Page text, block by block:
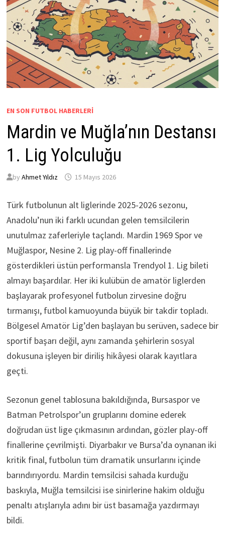
EN SON FUTBOL HABERLERI
Mardin ve Muğla’nın Destansı
1. Lig Yolculuğu
by Ahmet Yıldız 15 Mayıs 2026
Türk futbolunun alt liglerinde 2025-2026 sezonu,
Anadolu’nun iki farklı ucundan gelen temsilcilerin
unutulmaz zaferleriyle taçlandı. Mardin 1969 Spor ve
Muğlaspor, Nesine 2. Lig play-off finallerinde
gösterdikleri üstün performansla Trendyol 1. Lig bileti
almayı başardılar. Her iki kulübün de amatör liglerden
başlayarak profesyonel futbolun zirvesine doğru
tırmanışı, futbol kamuoyunda büyük bir takdir topladı.
Bölgesel Amatör Lig’den başlayan bu serüven, sadece bir
sportif başarı değil, aynı zamanda şehirlerin sosyal
dokusuna işleyen bir diriliş hikâyesi olarak kayıtlara
geçti.
Sezonun genel tablosuna bakıldığında, Bursaspor ve
Batman Petrolspor’un gruplarını domine ederek
doğrudan üst lige çıkmasının ardından, gözler play-off
finallerine çevrilmişti. Diyarbakır ve Bursa’da oynanan iki
kritik final, futbolun tüm dramatik unsurlarını içinde
barındırıyordu. Mardin temsilcisi sahada kurduğu
baskıyla, Muğla temsilcisi ise sinirlerine hakim olduğu
penaltı atışlarıyla adını bir üst basamağa yazdırmayı
bildi.